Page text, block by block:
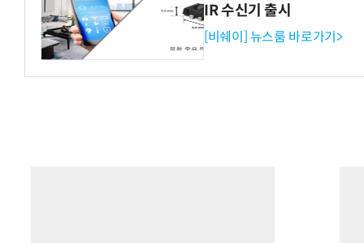
IR 수신기 출시
[비쉐이] 뉴스룸 바로가기>